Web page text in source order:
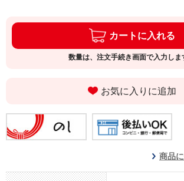
カートに入れる
数量は、注文手続き画面で入力しま
お気に入りに追加
商品